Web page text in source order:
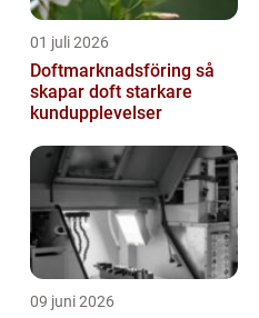
01 juli 2026
Doftmarknadsföring så
skapar doft starkare
kundupplevelser
09 juni 2026